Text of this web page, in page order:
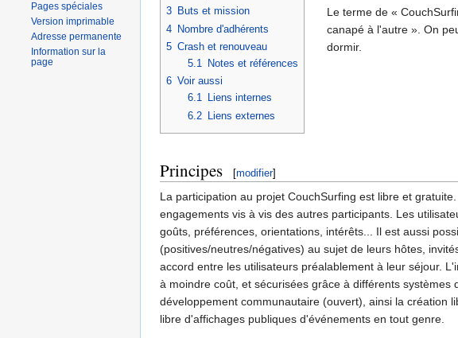
3 Buts et mission
4 Nombre d'adhérents
5 Crash et renouveau
5.1
Notes et références
6 Voir aussi
6.1
Liens internes
6.2 Liens externes
Le terme de «
canapé à l'autre ». On
dormir.
Principes [modifier]
La participation au projet CouchSurfing est libre et
engagements vis à vis des autres participants. Les
goûts, préférences, orientations, intérêts... Il est aussi
(positives/neutres/négatives) au sujet de leurs hôtes,
accord entre les utilisateurs préalablement à leur séjour.
à moindre coût, et sécurisées grâce à différents systèmes
développement communautaire (ouvert), ainsi la création
libre d'affichages publiques d'événements en tout genre.
Pages spéciales
Version imprimable
Adresse permanente
Information sur la
page